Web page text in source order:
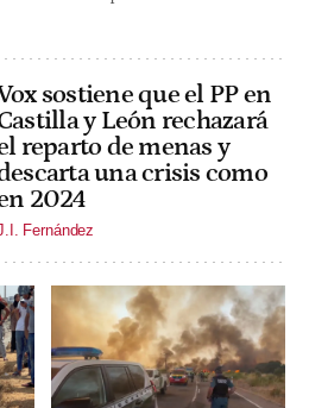
sostiene que el PP en
y León rechazará
reparto de menas y
una crisis como
2024
Fernández